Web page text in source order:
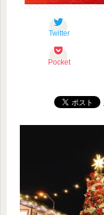
Twitter
Pocket